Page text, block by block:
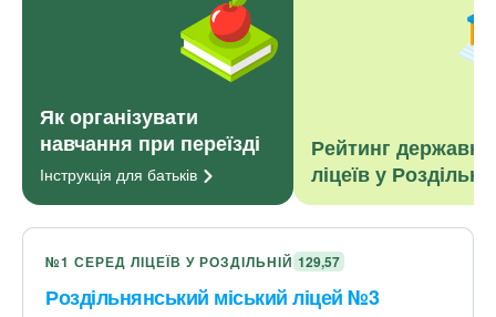
Як організувати
навчання при переїзді
Інструкція для батьків
Рейтинг
ліцеїв у
№1 СЕРЕД ЛІЦЕЇВ У РОЗДІЛЬНІЙ 129,57
Роздільнянський міський ліцей №3